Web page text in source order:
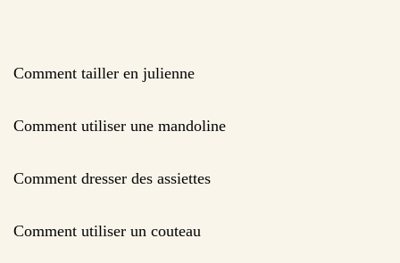
Comment tailler en julienne
Comment utiliser une mandoline
Comment dresser des assiettes
Comment utiliser un couteau